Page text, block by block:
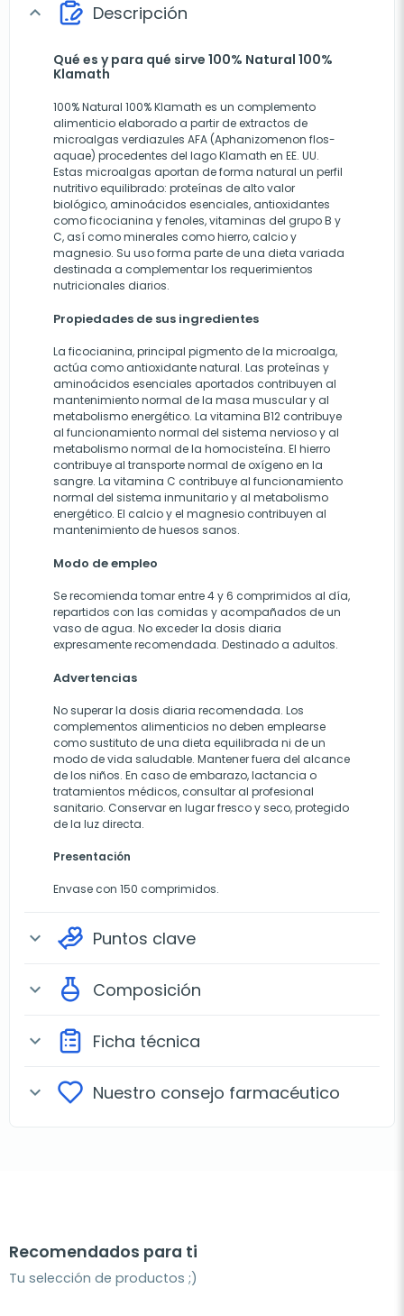
expand_more Descripción
Qué es y para qué sirve 100% Natural 100%
Klamath
100% Natural 100% Klamath es un complemento
alimenticio elaborado a partir de extractos de
microalgas verdiazules AFA (Aphanizomenon flos-
aquae) procedentes del lago Klamath en EE. UU.
Estas microalgas aportan de forma natural un perfil
nutritivo equilibrado: proteínas de alto valor
biológico, aminoácidos esenciales, antioxidantes
como ficocianina y fenoles, vitaminas del grupo B y
C, así como minerales como hierro, calcio y
magnesio. Su uso forma parte de una dieta variada
destinada a complementar los requerimientos
nutricionales diarios.
Propiedades de sus ingredientes
La ficocianina, principal pigmento de la microalga,
actúa como antioxidante natural. Las proteínas y
aminoácidos esenciales aportados contribuyen al
mantenimiento normal de la masa muscular y al
metabolismo energético. La vitamina B12 contribuye
al funcionamiento normal del sistema nervioso y al
metabolismo normal de la homocisteína. El hierro
contribuye al transporte normal de oxígeno en la
sangre. La vitamina C contribuye al funcionamiento
normal del sistema inmunitario y al metabolismo
energético. El calcio y el magnesio contribuyen al
mantenimiento de huesos sanos.
Modo de empleo
Se recomienda tomar entre 4 y 6 comprimidos al día,
repartidos con las comidas y acompañados de un
vaso de agua. No exceder la dosis diaria
expresamente recomendada. Destinado a adultos.
Advertencias
No superar la dosis diaria recomendada. Los
complementos alimenticios no deben emplearse
como sustituto de una dieta equilibrada ni de un
modo de vida saludable. Mantener fuera del alcance
de los niños. En caso de embarazo, lactancia o
tratamientos médicos, consultar al profesional
sanitario. Conservar en lugar fresco y seco, protegido
de la luz directa.
Presentación
Envase con 150 comprimidos.
expand_more Puntos clave
expand_more Composición
expand_more Ficha técnica
expand_more Nuestro consejo farmacéutico
Recomendados para ti
Tu selección de productos ;)